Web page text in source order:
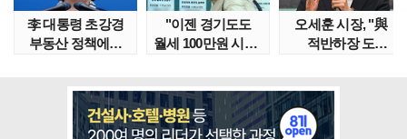
李 대통령 초강경
부동산 정책에…
"이젠 경기도도
월세 100만원 시대"
오세훈 시장, "與
적반하장 도